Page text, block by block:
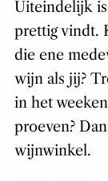
Uiteindelijk
prettig vindt.
die ene
wijn als jij?
in het
proeven?
wijnwinkel.